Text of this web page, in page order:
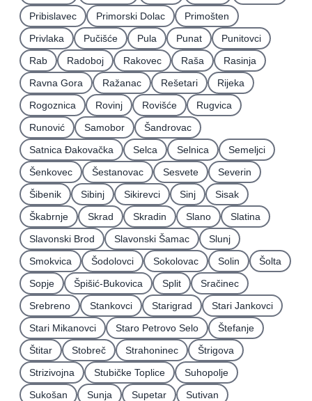
Pribislavec
Primorski Dolac
Primošten
Privlaka
Pučišće Pula Punat
Punitovci
Rab
Radoboj Rakovec Raša
Rasinja
Ravna Gora
Ražanac Rešetari
Rijeka
Rogoznica
Rovinj Rovišće
Rugvica
Runović
Samobor
Šandrovac
Satnica Ðakovačka
Selca Selnica
Semeljci
Šenkovec
Šestanovac Sesvete
Severin
Šibenik
Sibinj Sikirevci Sinj
Sisak
Škabrnje
Skrad Skradin Slano
Slatina
Slavonski Brod
Slavonski Šamac
Slunj
Smokvica
Šodolovci Sokolovac Solin
Šolta
Sopje
Špišić-Bukovica Split
Sračinec
Srebreno
Stankovci Starigrad
Stari Jankovci
Stari Mikanovci
Staro Petrovo Selo
Štefanje
Štitar
Stobreč Strahoninec
Štrigova
Strizivojna
Stubičke Toplice
Suhopolje
Sukošan
Sunja Supetar
Sutivan